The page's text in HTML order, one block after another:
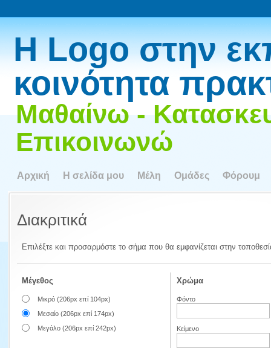
Η Logo στην
κοινότητα
Μαθαίνω -
Επικοινωνώ
Αρχική Η σελίδα μου Μέλη Ομάδες Φόρουμ
Διακριτικά
Επιλέξτε και προσαρμόστε το σήμα που θα εμφανίζεται στην
Μέγεθος
Μικρό (206px επί 104px)
Μεσαίο (206px επί 174px)
Μεγάλο (206px επί 242px)
Χρώμα
Φόντο
Κείμενο